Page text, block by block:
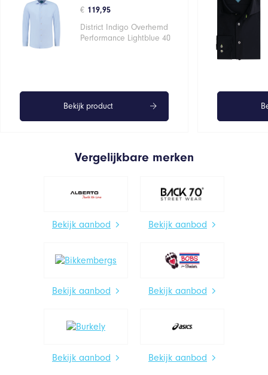
€ 119,95
District Indigo Overhemd
Performance Lightblue 40
Bekijk product
Vergelijkbare merken
Bekijk aanbod Bekijk aanbod
Bekijk aanbod Bekijk aanbod
Bekijk aanbod Bekijk aanbod